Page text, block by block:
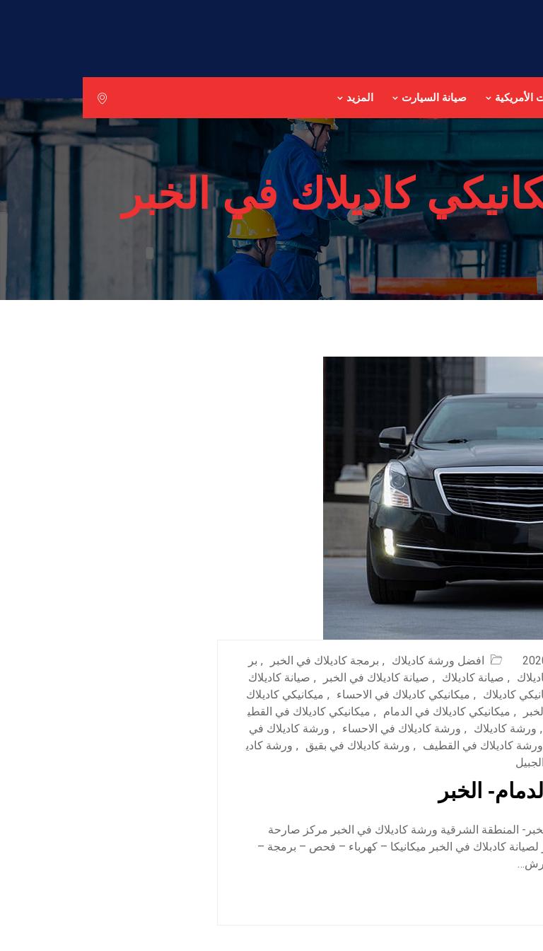
الأمريكية صيانة السيارت المزيد
كاديلاك في الخبر
افضل ورشة كاديلاك , برمجة كاديلاك في الخبر , بر
, صيانة كاديلاك , صيانة كاديلاك في الخبر , صيانة كاديلاك
كاديلاك , ميكانيكي كاديلاك في الاحساء , ميكانيكي كاديلاك
, ميكانيكي كاديلاك في الدمام , ميكانيكي كاديلاك في القطي
, ورشة كاديلاك , ورشة كاديلاك في الاحساء , ورشة كاديلاك في
ورشة كاديلاك في القطيف , ورشة كاديلاك في بقيق , ورشة كادي
الخبر
المنطقة الشرقية ورشة كاديلاك في الخبر مركز صارحة
لصيانة كادبلاك في الخبر ميكانيكا – كهرباء – فحص – برمجة –
رش…